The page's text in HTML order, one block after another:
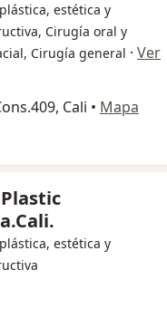
estética y
Cirugía oral y
Cirugía general · Ver
Cali • Mapa
estética y